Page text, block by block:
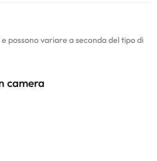
possono variare a seconda del tipo di
camera